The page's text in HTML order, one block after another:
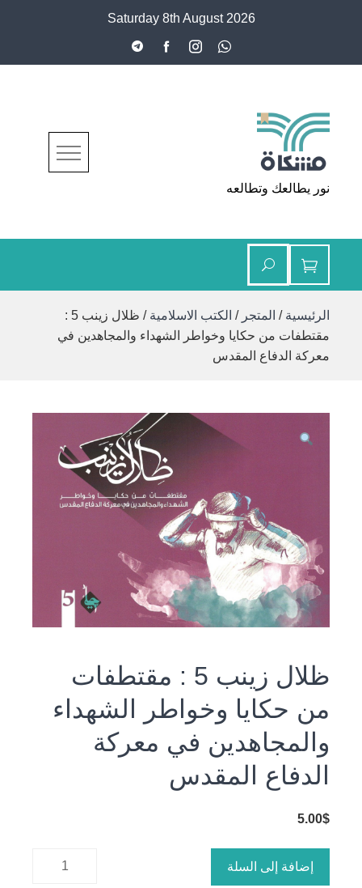
Saturday 8th August 2026
مشكاة
نور يطالعك وتطالعه
الرئيسية / المتجر / الكتب الاسلامية
/ ظلال زينب 5 :
مقتطفات من حكايا وخواطر الشهداء والمجاهدين في
معركة الدفاع المقدس
ظلال زينب 5 : مقتطفات
من حكايا وخواطر الشهداء
والمجاهدين في معركة
الدفاع المقدس
5.00$
كمية ظلال
إضافة إلى السلة